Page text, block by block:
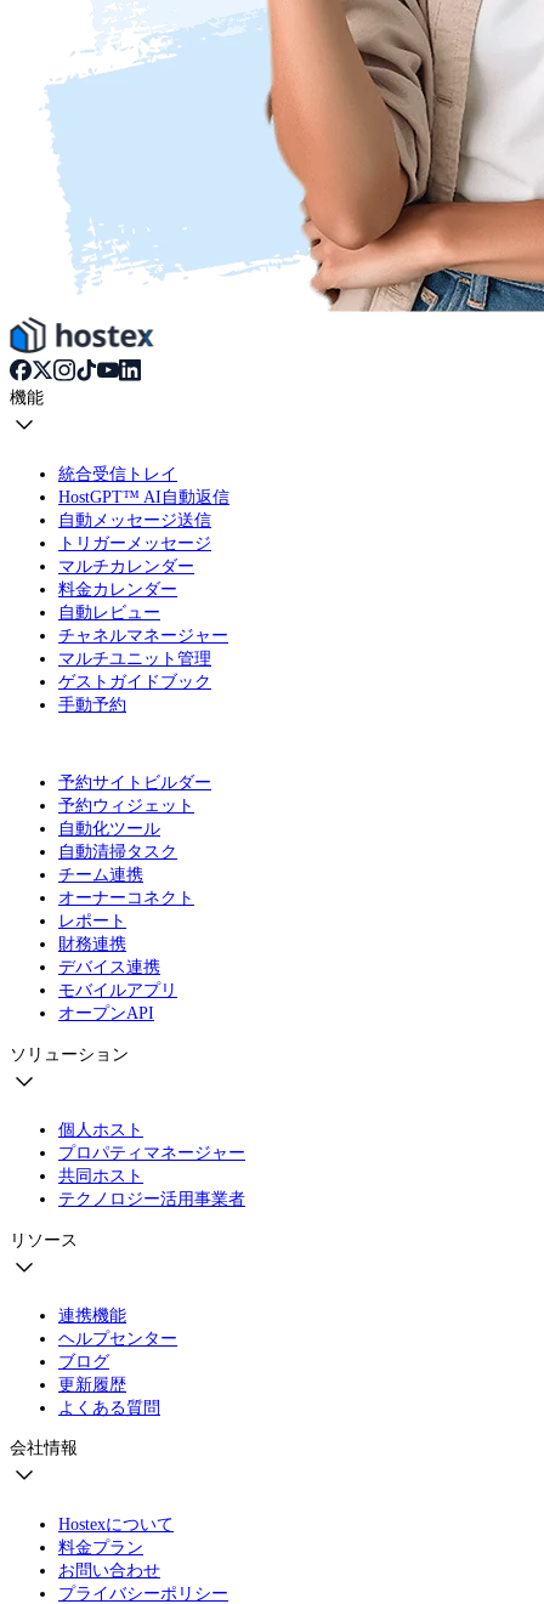
機能
統合受信トレイ
HostGPT™ AI自動返信
自動メッセージ送信
トリガーメッセージ
マルチカレンダー
料金カレンダー
自動レビュー
チャネルマネージャー
マルチユニット管理
ゲストガイドブック
手動予約
予約サイトビルダー
予約ウィジェット
自動化ツール
自動清掃タスク
チーム連携
オーナーコネクト
レポート
財務連携
デバイス連携
モバイルアプリ
オープンAPI
ソリューション
個人ホスト
プロパティマネージャー
共同ホスト
テクノロジー活用事業者
リソース
連携機能
ヘルプセンター
ブログ
更新履歴
よくある質問
会社情報
Hostexについて
料金プラン
お問い合わせ
プライバシーポリシー